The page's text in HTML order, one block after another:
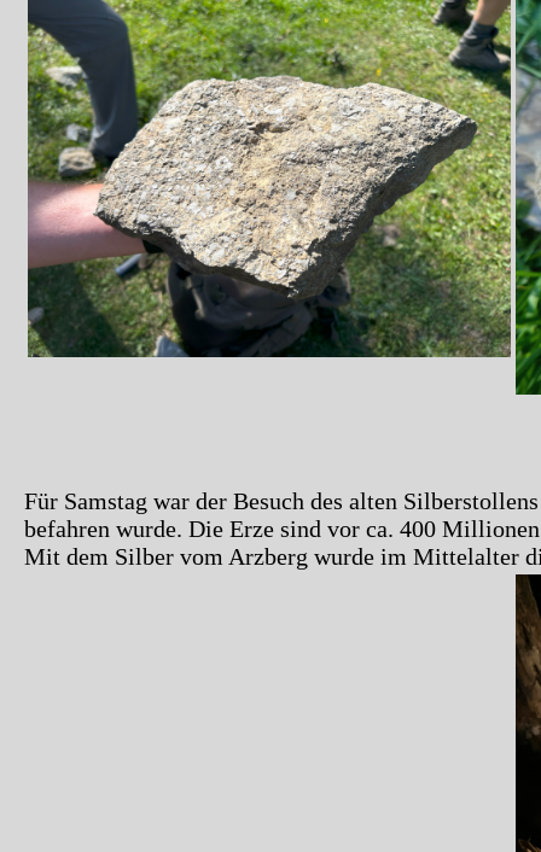
Für Samstag war der Besuch des alten
befahren wurde. Die Erze sind vor ca. 400 Millionen
Mit dem Silber vom Arzberg wurde im Mittelalter